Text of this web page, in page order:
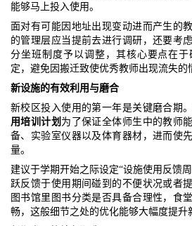
能够马上投入使用。
面对有可能因地址出现变动进而产生的
的管理层应当提前去进行调研，还要考虑
分坐班制度予以调整，其核心要点在
定，避免因搬迁致使优秀教师出现流失的
新设施的有效利用与磨合
新校区投入使用的第一年是关键磨合期
用培训计划 为了保证全体师生中的教师
备、实验室仪器以及体育器材，进而使
量。
建议于学期开始之际设定“设施使用反馈
跃反馈于使用期间碰到的不便状况或者
图书馆里图书分类是否具备合理性，食
畅，这般细节之处的优化能够大幅度提升